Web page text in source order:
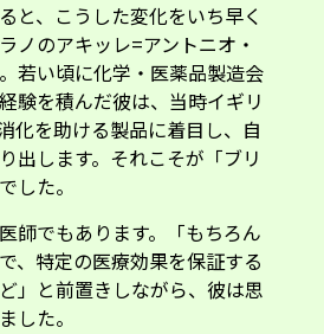
と、こうした変化をいち早く
ノのアキッレ=アントニオ・
若い頃に化学・医薬品製造会
験を積んだ彼は、当時イギリ
化を助ける製品に着目し、自
出します。それこそが「ブリ
した。
師でもあります。「もちろん
、特定の医療効果を保証する
」と前置きしながら、彼は思
した。